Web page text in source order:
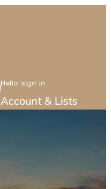
Hello sign in
Account & Lists